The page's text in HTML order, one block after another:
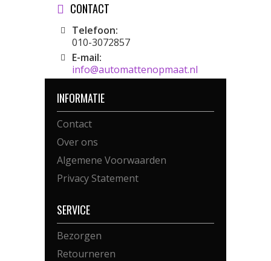
CONTACT
Telefoon:
010-3072857
E-mail:
info@automattenopmaat.nl
INFORMATIE
Contact
Over ons
Algemene Voorwaarden
Privacy Statement
SERVICE
Bezorgen
Retourneren